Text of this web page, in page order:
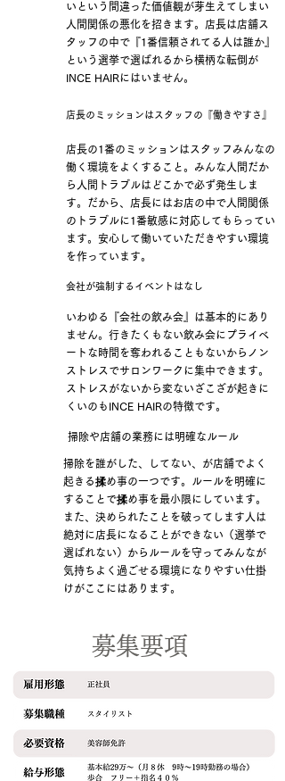
いという間違った価値観が芽生えてしまい
人間関係の悪化を招きます。店長は店舗ス
タッフの中で『1番信頼されてる人は誰か』
という選挙で選ばれるから横柄な転倒が
INCE HAIRにはいません。
店長のミッションはスタッフの『働きやすさ』
店長の1番のミッションはスタッフみんなの
働く環境をよくすること。 ​みんな人間だか
ら人間トラブルはどこかで必ず発生しま
す。だから、店長にはお店の中で人間関係
のトラブルに1番敏感に対応してもらってい
ます。安心して働いていただきやすい環境
を作っています。
会社が強制するイベントはなし
いわゆる『会社の飲み会』は基本的にあり
ません。行きたくもない飲み会にプライベ
ートな時間を奪われることもないからノン
ストレスでサロンワークに集中できます。
ストレスがないから変ないざこざが起きに
くいのもINCE HAIRの特徴です。
掃除や店舗の業務には明確なルール
掃除を誰がした、してない、が店舗でよく
起きる揉め事の一つです。ルールを明確に
することで揉め事を最小限にしています。
また、決められたことを破ってします人は
絶対に店長になることができない（選挙で
選ばれない）からルールを守ってみんなが
気持ちよく過ごせる環境になりやすい仕掛
けがここにはあります。
募集要項